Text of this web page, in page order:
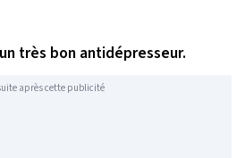
très bon antidépresseur.
après cette publicité